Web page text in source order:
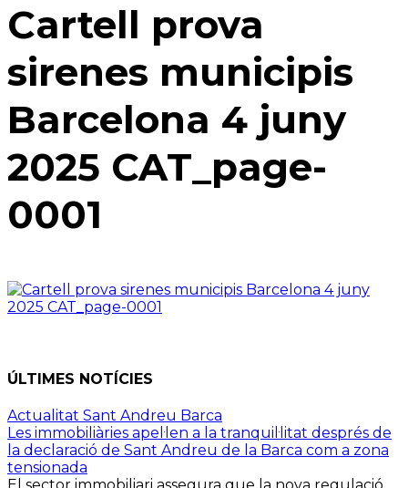
Cartell prova
sirenes municipis
Barcelona 4 juny
2025 CAT_page-
0001
ÚLTIMES NOTÍCIES
Actualitat Sant Andreu Barca
Les immobiliàries apel·len a la tranquil·litat després de
la declaració de Sant Andreu de la Barca com a zona
tensionada